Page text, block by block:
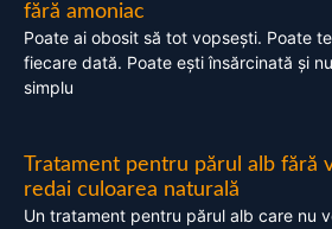
fără amoniac
Poate ai obosit să tot vopsești. Poate
fiecare dată. Poate ești însărcinată și
simplu
Tratament pentru părul alb fără
redai culoarea naturală
Un tratament pentru părul alb care nu